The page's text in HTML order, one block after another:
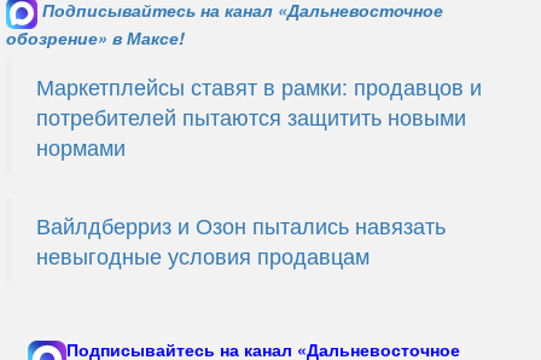
Подписывайтесь на канал «Дальневосточное
обозрение» в Максе!
Маркетплейсы ставят в рамки: продавцов и
потребителей пытаются защитить новыми
нормами
Вайлдберриз и Озон пытались навязать
невыгодные условия продавцам
Подписывайтесь на канал «Дальневосточное